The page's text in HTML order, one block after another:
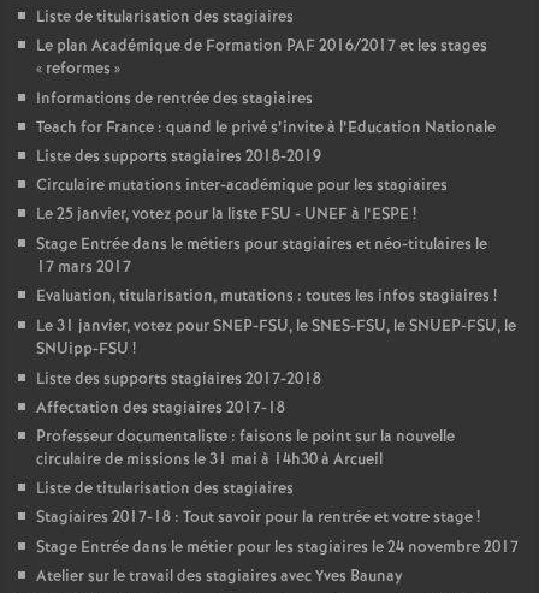
Liste de titularisation des stagiaires
Le plan Académique de Formation PAF2016/2017 et les stages
« reformes »
Informations de rentrée des stagiaires
Teach for France : quand le privé s’invite à l’Education Nationale
Liste des supports stagiaires 2018-2019
Circulaire mutations inter-académique pour les stagiaires
Le 25 janvier, votez pour la liste FSU - UNEFà l’ESPE !
Stage Entrée dans le métiers pour stagiaires et néo-titulaires le
17 mars 2017
Evaluation, titularisation, mutations : toutes les infos stagiaires !
Le 31 janvier, votez pourSNEP-FSU, leSNES-FSU, leSNUEP-FSU, le
SNUipp-FSU !
Liste des supports stagiaires 2017-2018
Affectation des stagiaires 2017-18
Professeur documentaliste : faisons le point sur la nouvelle
circulaire de missions le 31 mai à 14h30 à Arcueil
Liste de titularisation des stagiaires
Stagiaires 2017-18 : Tout savoir pour la rentrée et votre stage!
Stage Entrée dans le métier pour les stagiaires le 24 novembre 2017
Atelier sur le travail des stagiaires avec Yves Baunay